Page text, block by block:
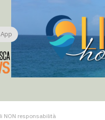
NON responsabilità